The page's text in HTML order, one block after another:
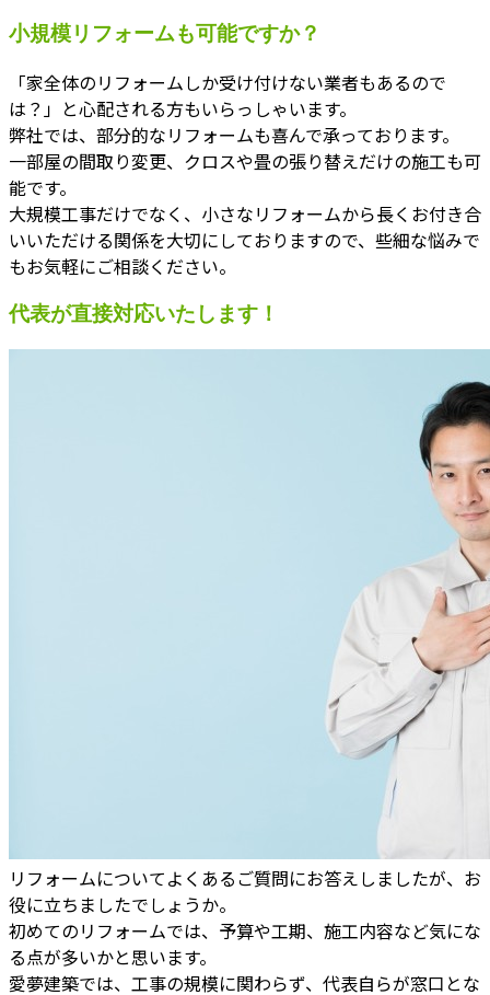
小規模リフォームも可能ですか？
「家全体のリフォームしか受け付けない業者もあるので
は？」と心配される方もいらっしゃいます。
弊社では、部分的なリフォームも喜んで承っております。
一部屋の間取り変更、クロスや畳の張り替えだけの施工も可
能です。
大規模工事だけでなく、小さなリフォームから長くお付き合
いいただける関係を大切にしておりますので、些細な悩みで
もお気軽にご相談ください。
代表が直接対応いたします！
リフォームについてよくあるご質問にお答えしましたが、お
役に立ちましたでしょうか。
初めてのリフォームでは、予算や工期、施工内容など気にな
る点が多いかと思います。
愛夢建築では、工事の規模に関わらず、代表自らが窓口とな